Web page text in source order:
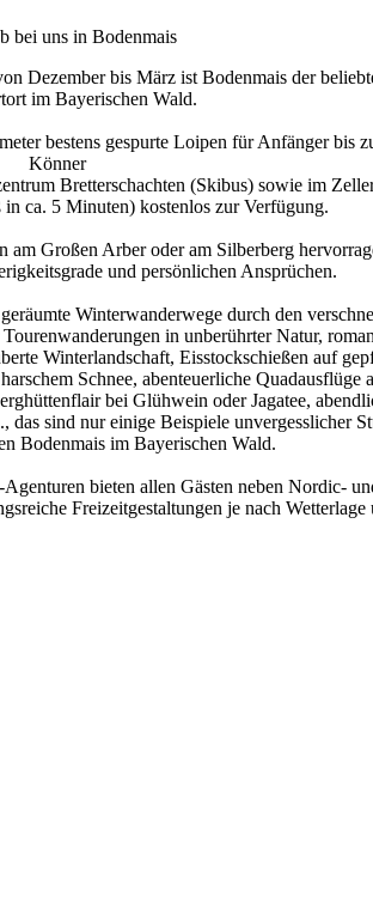
Dezember bis März ist Bodenmais der
im Bayerischen Wald.
bestens gespurte Loipen für Anfänger bis
Könner
Bretterschachten (Skibus) sowie im
ca. 5 Minuten) kostenlos zur Verfügung.
Großen Arber oder am Silberberg
und persönlichen Ansprüchen.
Winterwanderwege durch den
in unberührter Natur,
Winterlandschaft, Eisstockschießen auf
Schnee, abenteuerliche Quadausflüge
bei Glühwein oder Jagatee,
das sind nur einige Beispiele unvergesslicher
Bodenmais im Bayerischen Wald.
bieten allen Gästen neben Nordic-
Freizeitgestaltungen je nach Wetterlage